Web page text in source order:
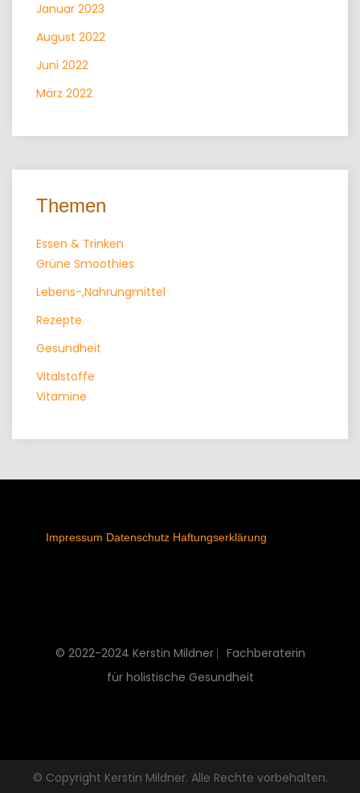
Januar 2023
August 2022
Juni 2022
März 2022
Themen
Essen & Trinken
Grüne Smoothies
Lebens-,Nahrungmittel
Rezepte
Gesundheit
Vitalstoffe
Vitamine
Impressum Datenschutz Haftungserklärung
© 2022-2024 Kerstin Mildner ⎸Fachberaterin
für holistische Gesundheit
© Copyright Kerstin Mildner. Alle Rechte vorbehalten.